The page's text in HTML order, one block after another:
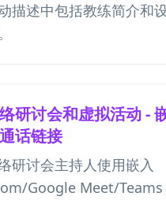
描述中包括教练简介和
研讨会和虚拟活动 -
话链接
研讨会主持人使用嵌入
Google Meet/Teams